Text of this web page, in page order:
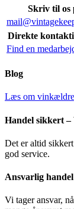
Skriv til os
Direkte
Find en
Blog
Læs om
Handel sikkert
Det er altid
god service.
Ansvarlig
Vi tager ansvar,